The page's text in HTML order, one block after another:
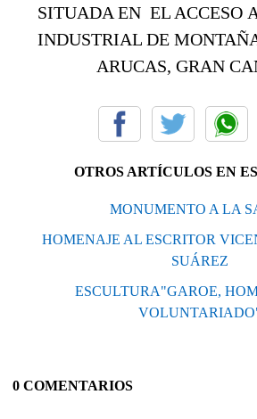
SITUADA EN EL ACCESO
INDUSTRIAL DE
ARUCAS, GRAN
OTROS ARTÍCULOS EN
MONUMENTO A LA
HOMENAJE AL ESCRITOR
SUÁREZ
ESCULTURA"GAROE,
0 COMENTARIOS